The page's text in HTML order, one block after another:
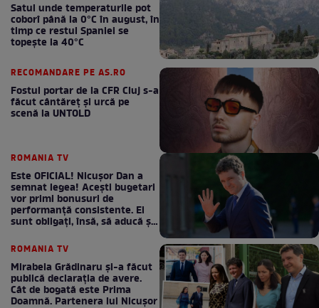
Satul unde temperaturile pot
coborî până la 0°C în august, în
timp ce restul Spaniei se
topește la 40°C
RECOMANDARE PE AS.RO
Fostul portar de la CFR Cluj s-a
făcut cântăreţ şi urcă pe
scenă la UNTOLD
ROMANIA TV
Este OFICIAL! Nicușor Dan a
semnat legea! Acești bugetari
vor primi bonusuri de
performanță consistente. Ei
sunt obligați, însă, să aducă și
ROMANIA TV
Mirabela Grădinaru și-a făcut
publică declarația de avere.
Cât de bogată este Prima
Doamnă. Partenera lui Nicușor